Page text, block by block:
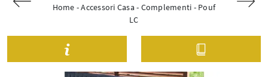
Home -Accessori Casa - Complementi - Pouf
LC